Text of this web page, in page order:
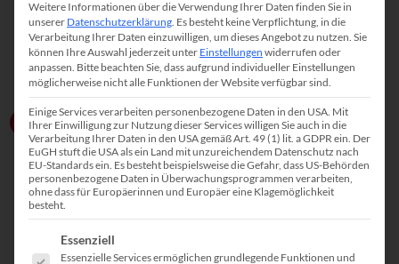
Zum Erstgespräch
100% kostenfrei
Weitere Informationen über die Verwendung Ihrer Daten finden Sie in
unserer Datenschutzerklärung Es besteht keine Verpflichtung, in die
Verarbeitung Ihrer Daten einzuwilligen, um dieses Angebot zu nutzen. Sie
können Ihre Auswahl jederzeit unter Einstellungen widerrufen oder
anpassen. Bitte beachten Sie, dass aufgrund individueller Einstellungen
möglicherweise nicht alle Funktionen der Website verfügbar sind.
Einige Services verarbeiten personenbezogene Daten in den USA. Mit
Ihrer Einwilligung zur Nutzung dieser Services willigen Sie auch in die
Verarbeitung Ihrer Daten in den USA gemäß Art. 49 (1) lit. a GDPR ein. Der
EuGH stuft die USA als ein Land mit unzureichendem Datenschutz nach
EU-Standards ein. Es besteht beispielsweise die Gefahr, dass US-Behörden
personenbezogene Daten in Überwachungsprogrammen verarbeiten,
ohne dass für Europäerinnen und Europäer eine Klagemöglichkeit
besteht.
Es folgt eine Liste der Service-Gruppen, für die eine
Essenziell
Essenzielle Services ermöglichen grundlegende Funktionen und